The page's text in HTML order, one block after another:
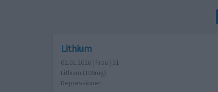
Lithium
02.01.2026 | Frau | 51
Lithium (100mg)
Depressionen